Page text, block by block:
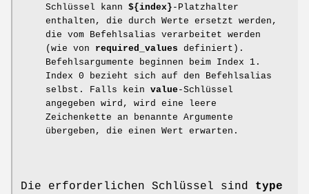
Schlüssel kann ${index} -Platzhalter
enthalten, die durch Werte ersetzt werden,
die vom Befehlsalias verarbeitet werden
(wie von required_values definiert).
Befehlsargumente beginnen beim Index 1.
Index 0 bezieht sich auf den Befehlsalias
selbst. Falls kein value -Schlüssel
angegeben wird, wird eine leere
Zeichenkette an benannte Argumente
übergeben, die einen Wert erwarten.
Die erforderlichen Schlüssel sind type